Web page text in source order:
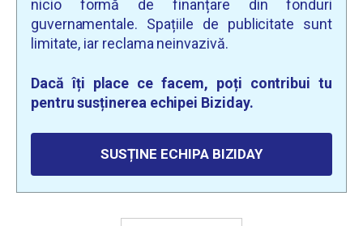
nicio formă de finanțare din fonduri
guvernamentale. Spațiile de publicitate sunt
limitate, iar reclama neinvazivă.
Dacă îți place ce facem, poți contribui tu
pentru susținerea echipei Biziday.
SUSȚINE ECHIPA BIZIDAY